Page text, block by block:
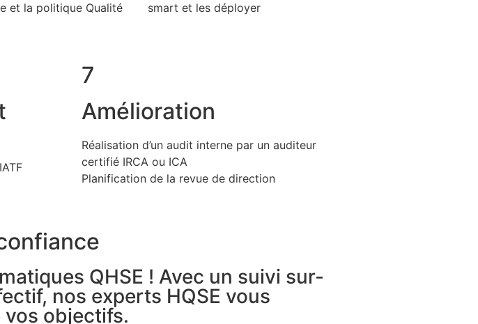
et la politique Qualité
smart et les déployer
7
Amélioration
Réalisation d’un audit interne par un auditeur
certifié IRCA ou ICA
Planification de la revue de direction
QHSE ! Avec un suivi sur-
nos experts HQSE vous
objectifs.